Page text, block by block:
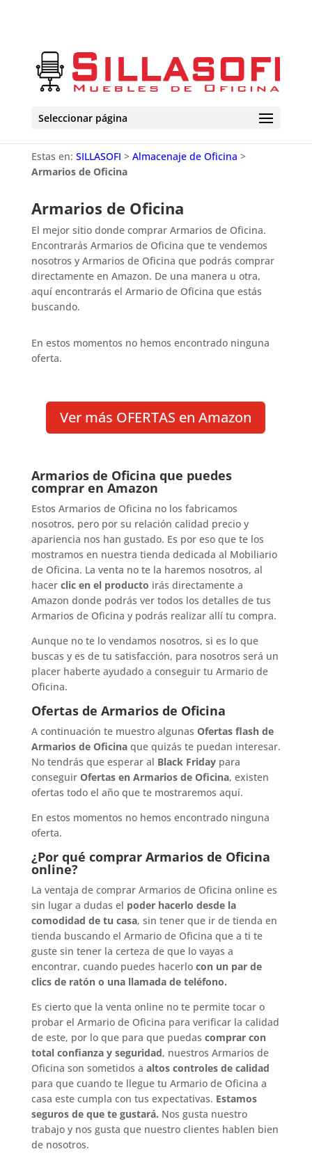
Seleccionar página
Estas en: SILLASOFI > Almacenaje de Oficina >
Armarios de Oficina
Armarios de Oficina
El mejor sitio donde comprar Armarios de Oficina.
Encontrarás Armarios de Oficina que te vendemos
nosotros y Armarios de Oficina que podrás comprar
directamente en Amazon. De una manera u otra,
aquí encontrarás el Armario de Oficina que estás
buscando.
En estos momentos no hemos encontrado ninguna
oferta.
Ver más OFERTAS en Amazon
Armarios de Oficina que puedes
comprar en Amazon
Estos Armarios de Oficina no los fabricamos
nosotros, pero por su relación calidad precio y
apariencia nos han gustado. Es por eso que te los
mostramos en nuestra tienda dedicada al Mobiliario
de Oficina. La venta no te la haremos nosotros, al
hacer clic en el producto irás directamente a
Amazon donde podrás ver todos los detalles de tus
Armarios de Oficina y podrás realizar allí tu compra.
Aunque no te lo vendamos nosotros, si es lo que
buscas y es de tu satisfacción, para nosotros será un
placer haberte ayudado a conseguir tu Armario de
Oficina.
Ofertas de Armarios de Oficina
A continuación te muestro algunas Ofertas flash de
Armarios de Oficina que quizás te puedan interesar.
No tendrás que esperar al Black Fridaypara
conseguir Ofertas en Armarios de Oficina, existen
ofertas todo el año que te mostraremos aquí.
En estos momentos no hemos encontrado ninguna
oferta.
¿Por qué comprar Armarios de Oficina
online?
La ventaja de comprar Armarios de Oficina online es
sin lugar a dudas el poder hacerlo desde la
comodidad de tu casa, sin tener que ir de tienda en
tienda buscando el Armario de Oficina que a ti te
guste sin tener la certeza de que lo vayas a
encontrar, cuando puedes hacerlo con un par de
clics de ratón o una llamada de teléfono.
Es cierto que la venta online no te permite tocar o
probar el Armario de Oficina para verificar la calidad
de este, por lo que para que puedas comprar con
total confianza y seguridad, nuestros Armarios de
Oficina son sometidos a altos controles de calidad
para que cuando te llegue tu Armario de Oficina a
casa este cumpla con tus expectativas. Estamos
seguros de que te gustará. Nos gusta nuestro
trabajo y nos gusta que nuestro clientes hablen bien
de nosotros.